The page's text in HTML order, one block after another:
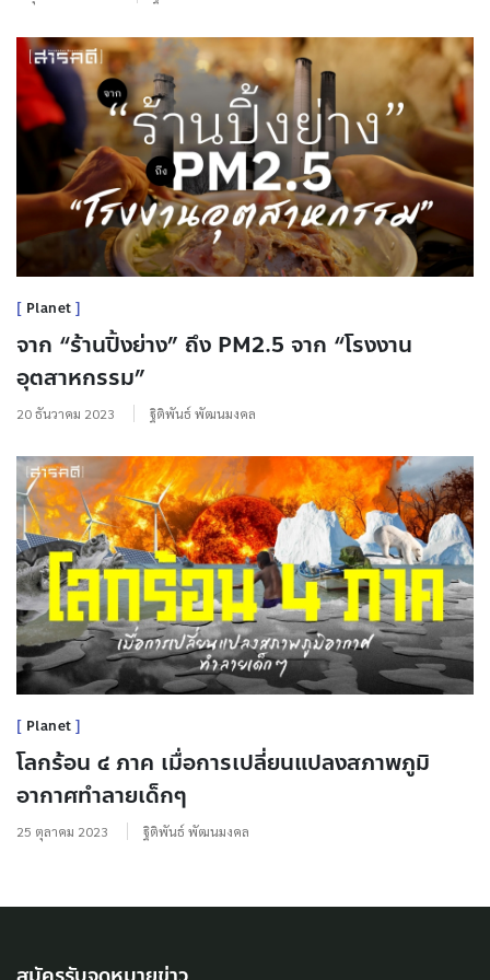
Planet
จาก “ร้านปิ้งย่าง” ถึง PM2.5 จาก “โรงงาน
อุตสาหกรรม”
20 ธันวาคม 2023 ฐิติพันธ์ พัฒนมงคล
Planet
โลกร้อน ๔ ภาค เมื่อการเปลี่ยนแปลงสภาพภูมิ
อากาศทำลายเด็กๆ
25 ตุลาคม 2023 ฐิติพันธ์ พัฒนมงคล